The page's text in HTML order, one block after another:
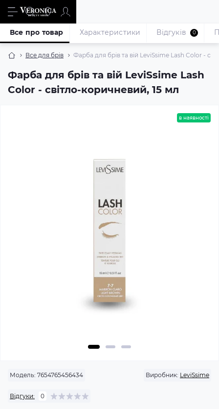
Все для брів Фарба для брів та вій LeviSsime Lash Color -
Фарба для брів та вій LeviSsime Lash
Color - світло-коричневий, 15 мл
Все про товар Характеристики Відгуків 0
в наявності
Модель: 7654765456434 Виробник: LeviSsime
Відгуки: 0